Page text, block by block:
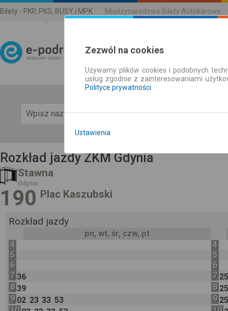
Bilety - PKP, PKS, BUSY i MPK Międzynarodowe Bilety Autokarowe
Rozkład Jazdy | Bilety
Rozkład jazdy ZKM Gdynia
Stawna
Gdynia
190 Plac Kaszubski
Rozkład jazdy
pn, wt, śr, czw, pt
4
5
6
7 36
8 39
9 02 23 33 53
4
5
6
7
8
9
Zezwól na cookies
Używamy plików cookies i podobnych
usług zgodnie z zainteresowaniami
Polityce prywatności
Ustawienia